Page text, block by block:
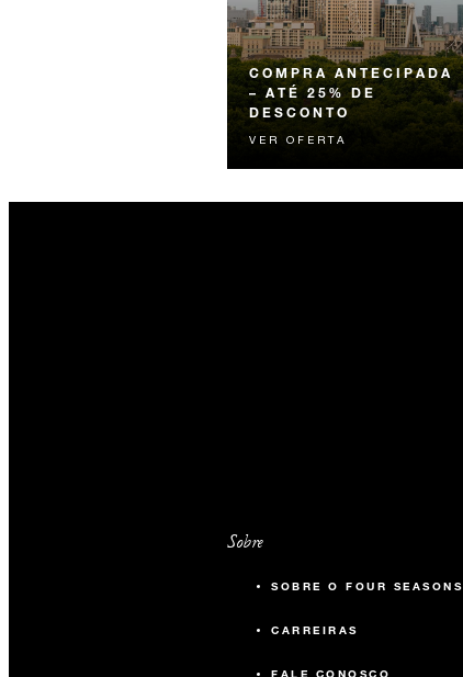
COMPRA ANTECIPADA
– ATÉ 25% DE
DESCONTO
Aproveite até 25% de desconto
na tarifa do quarto ao reservar
VER OFERTA
Sobre
SOBRE O FOUR SEASONS
CARREIRAS